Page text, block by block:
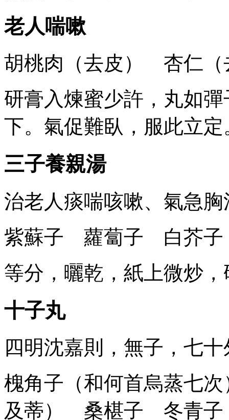
老人喘嗽
胡桃肉（去皮） 杏仁
研膏入煉蜜少許，丸如
下。氣促難臥，服此立定
三子養親湯
治老人痰喘咳嗽、氣急
紫蘇子 蘿蔔子 白芥子
等分，曬乾，紙上微炒
十子丸
四明沈嘉則，無子，七
槐角子（和何首烏蒸七
及蒂） 桑椹子 冬青子